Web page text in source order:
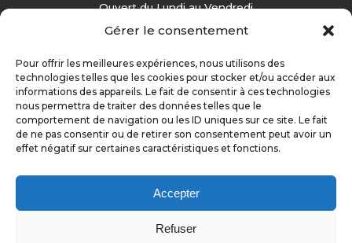
Gérer le consentement
Pour offrir les meilleures expériences, nous utilisons des
technologies telles que les cookies pour stocker et/ou accéder aux
informations des appareils. Le fait de consentir à ces technologies
nous permettra de traiter des données telles que le
comportement de navigation ou les ID uniques sur ce site. Le fait
de ne pas consentir ou de retirer son consentement peut avoir un
effet négatif sur certaines caractéristiques et fonctions.
Accepter
Refuser
Ouvert du Lundi au Vendredi
de 9h00 à 12h00 – de 14h00 à 18h00
ACCUEIL
NOS PRESTATIONS
NOS RÉFÉRENCES
ACTUALITÉS
RECRUTEMENT